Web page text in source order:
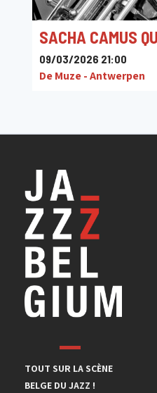
SACHA CAMUS
09/03/2026 21:00
De Muze - Antwerpen
TOUT SUR LA SCÈNE
BELGE DU JAZZ !